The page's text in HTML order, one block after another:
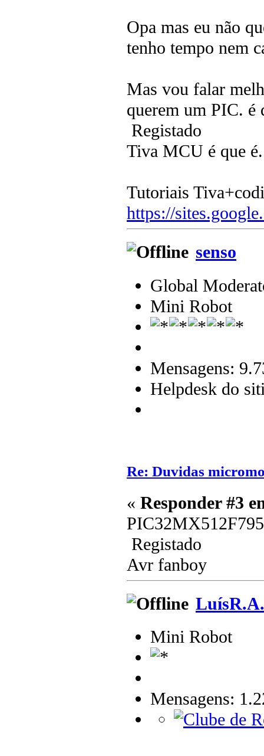
Opa mas eu não
tenho tempo nem
Mas vou falar
querem um PIC. é
Registado
Tiva MCU é que é.
Tutoriais
https://
senso
Global
Mini Robot
Mensagens:
Helpdesk do
Re: Duvidas
« Responder #3
Registado
Avr fanboy
LuísR.A.
Mini Robot
Mensagens: